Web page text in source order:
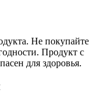
Не покупайте
Продукт с
для здоровья.